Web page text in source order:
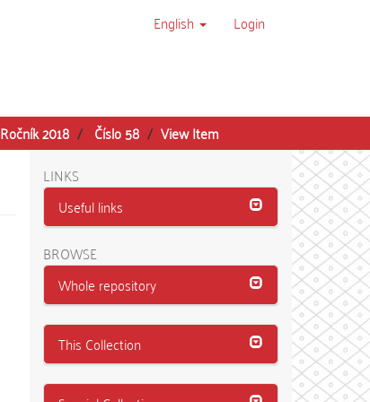
English Login
Ročník 2018 Číslo 58 View Item
LINKS
Useful links
BROWSE
Whole repository
This Collection